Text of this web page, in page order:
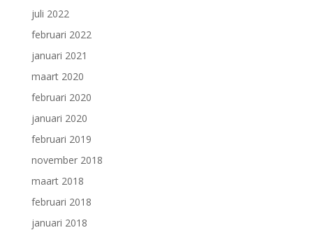
juli 2022
februari 2022
januari 2021
maart 2020
februari 2020
januari 2020
februari 2019
november 2018
maart 2018
februari 2018
januari 2018